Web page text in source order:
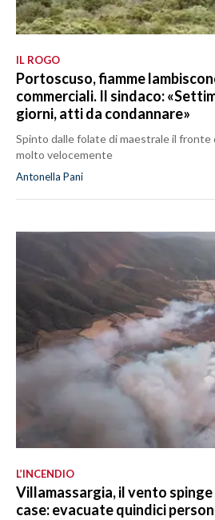
IL ROGO
Portoscuso, fiamme
commerciali. Il sindaco:
giorni, atti da condannare»
Spinto dalle folate di maestrale il fronte
molto velocemente
Antonella Pani
L’INCENDIO
Villamassargia, il vento
case: evacuate quindici